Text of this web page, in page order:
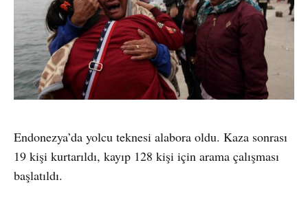
Endonezya’da yolcu teknesi alabora oldu. Kaza sonrası
19 kişi kurtarıldı, kayıp 128 kişi için arama çalışması
başlatıldı.